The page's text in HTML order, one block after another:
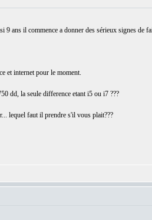
ans il commence a donner des sérieux signes de
et internet pour le moment.
dd, la seule difference etant i5 ou i7 ???
lequel faut il prendre s'il vous plait???